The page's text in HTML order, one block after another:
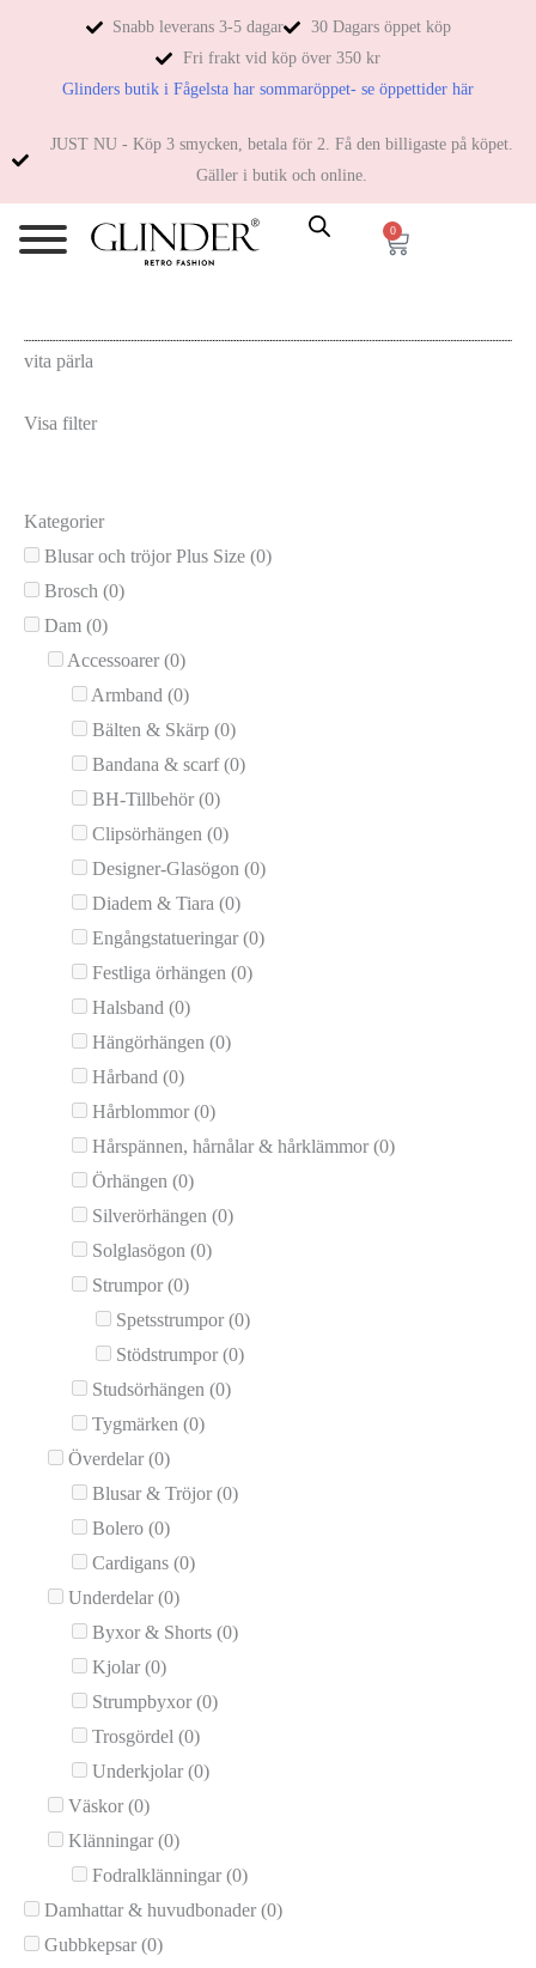
Snabb leverans 3-5 dagar
30 Dagars öppet köp
Fri frakt vid köp över 350 kr
Glinders butik i Fågelsta har sommaröppet- se öppettider här
JUST NU - Köp 3 smycken, betala för 2. Få den billigaste på köpet.
Gäller i butik och online.
0
vita pärla
Visa filter
Kategorier
Blusar och tröjor Plus Size (0)
Brosch (0)
Dam (0)
Accessoarer (0)
Armband (0)
Bälten & Skärp (0)
Bandana & scarf (0)
BH-Tillbehör (0)
Clipsörhängen (0)
Designer-Glasögon (0)
Diadem & Tiara (0)
Engångstatueringar (0)
Festliga örhängen (0)
Halsband (0)
Hängörhängen (0)
Hårband (0)
Hårblommor (0)
Hårspännen, hårnålar & hårklämmor (0)
Örhängen (0)
Silverörhängen (0)
Solglasögon (0)
Strumpor (0)
Spetsstrumpor (0)
Stödstrumpor (0)
Studsörhängen (0)
Tygmärken (0)
Överdelar (0)
Blusar & Tröjor (0)
Bolero (0)
Cardigans (0)
Underdelar (0)
Byxor & Shorts (0)
Kjolar (0)
Strumpbyxor (0)
Trosgördel (0)
Underkjolar (0)
Väskor (0)
Klänningar (0)
Fodralklänningar (0)
Damhattar & huvudbonader (0)
Gubbkepsar (0)